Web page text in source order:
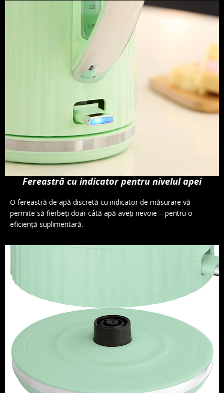
Fereastră cu indicator pentru nivelul apei
O fereastră de apă discretă cu indicator de măsurare vă
permite să fierbeți doar câtă apă aveți nevoie – pentru o
eficiență suplimentară.